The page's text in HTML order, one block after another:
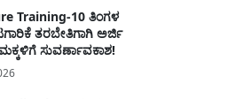
Training-10 ತಿಂಗಳ
ತರಬೇತಿಗಾಗಿ ಅರ್ಜಿ
ಮಕ್ಕಳಿಗೆ ಸುವರ್ಣಾವಕಾಶ!